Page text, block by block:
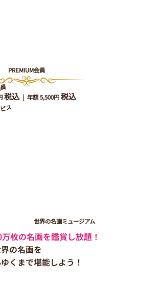
PREMIUM会員
税込 | ​年額 5,500円税込
ス
世界の名画ミュージアム
枚の名画を鑑賞し放題！
の名画を
くまで堪能しよう！